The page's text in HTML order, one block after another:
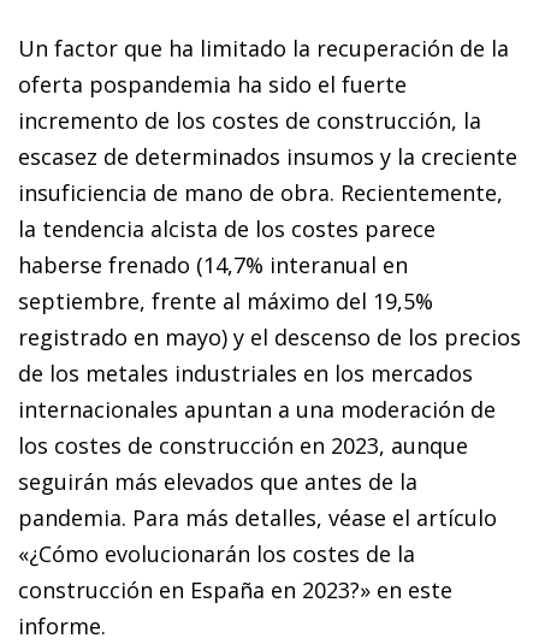
Un factor que ha limitado la recuperación de la
oferta pospandemia ha sido el fuerte
incremento de los costes de construcción, la
escasez de determinados insumos y la creciente
insuficiencia de mano de obra. Recientemente,
la tendencia alcista de los costes parece
haberse frenado (14,7% interanual en
septiembre, frente al máximo del 19,5%
registrado en mayo) y el descenso de los precios
de los metales industriales en los mercados
internacionales apuntan a una moderación de
los costes de construcción en 2023, aunque
seguirán más elevados que antes de la
pandemia. Para más detalles, véase el artículo
«¿Cómo evolucionarán los costes de la
construcción en España en 2023?» en este
informe.